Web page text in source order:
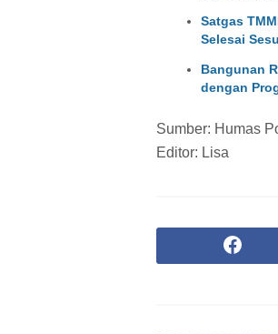
Satgas
Selesai
Bangunan
dengan
Sumber: Humas
Editor: Lisa